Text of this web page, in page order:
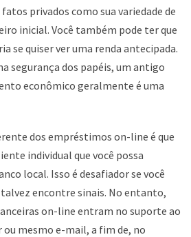
privados como sua variedade de
inicial. Você também pode ter que
se quiser ver uma renda antecipada.
segurança dos papéis, um antigo
econômico geralmente é uma
dos empréstimos on-line é que
individual que você possa
local. Isso é desafiador se você
encontre sinais. No entanto,
on-line entram no suporte ao
mesmo e-mail, a fim de, no